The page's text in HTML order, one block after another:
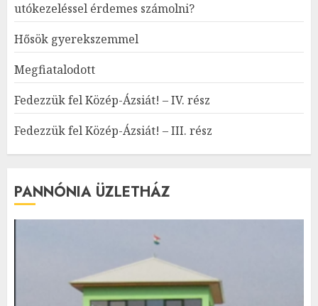
utókezeléssel érdemes számolni?
Hősök gyerekszemmel
Megfiatalodott
Fedezzük fel Közép-Ázsiát! – IV. rész
Fedezzük fel Közép-Ázsiát! – III. rész
PANNÓNIA ÜZLETHÁZ